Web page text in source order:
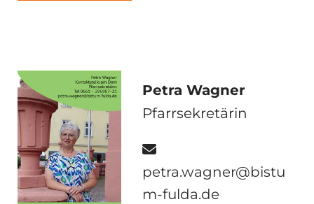
Petra Wagner
Pfarrsekretärin

petra.wagner@bistu
m-fulda.de